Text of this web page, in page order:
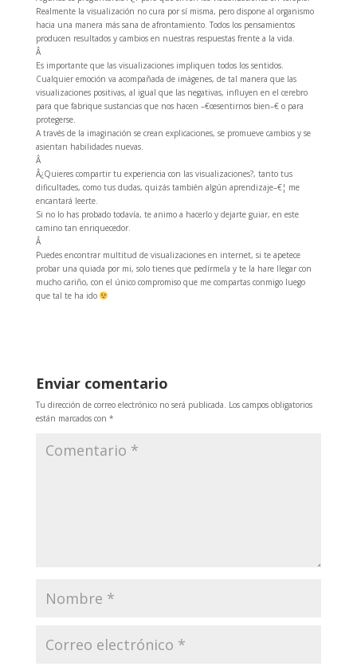
Realmente la visualización no cura por sí misma, pero dispone al organismo
hacia una manera más sana de afrontamiento. Todos los pensamientos
producen resultados y cambios en nuestras respuestas frente a la vida.
Â
Es importante que las visualizaciones impliquen todos los sentidos.
Cualquier emoción va acompañada de imágenes, de tal manera que las
visualizaciones positivas, al igual que las negativas, influyen en el cerebro
para que fabrique sustancias que nos hacen –€œsentirnos bien–€ o para
protegerse.
A través de la imaginación se crean explicaciones, se promueve cambios y se
asientan habilidades nuevas.
Â
Â¿Quieres compartir tu experiencia con las visualizaciones?, tanto tus
dificultades, como tus dudas, quizás también algún aprendizaje–€¦ me
encantará leerte.
Si no lo has probado todavía, te animo a hacerlo y dejarte guiar, en este
camino tan enriquecedor.
Â
Puedes encontrar multitud de visualizaciones en internet, si te apetece
probar una quiada por mi, solo tienes que pedírmela y te la hare llegar con
mucho cariño, con el único compromiso que me compartas conmigo luego
que tal te ha ido
Enviar comentario
Tu dirección de correo electrónico no será publicada. Los campos obligatorios
están marcados con *